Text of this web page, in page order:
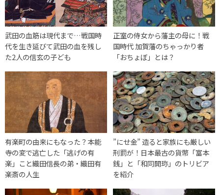
武田の血筋は現代まで…戦国時
代を生き延びて武田の血を残し
た2人の信玄の子ども
正室の侍女から藩主の母に！戦
国時代 加賀藩のちゃっかり者
「おちょぼ」とは？
有楽町の由来にもなった？本能
寺の変で逃亡した「逃げの有
楽」こと織田信長の弟・織田有
楽斎の人生
”にせ金” 造ると家族にも厳しい
刑罰が！日本最古の貨幣「富本
銭」と「和同開珎」のトリビア
を紹介